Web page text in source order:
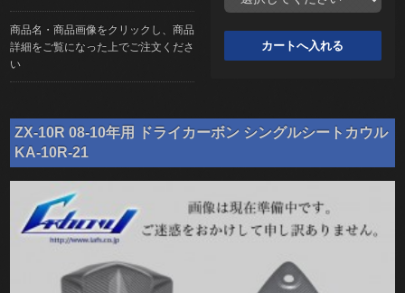
商品名・商品画像をクリックし、商品
詳細をご覧になった上でご注文くださ
い
ZX-10R 08-10年用 ドライカーボン シングルシートカウル
KA-10R-21